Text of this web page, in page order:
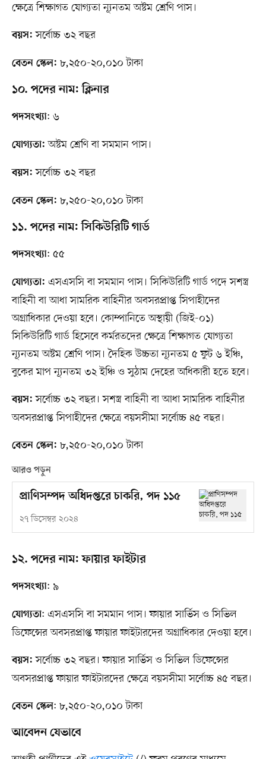
ক্ষেত্রে শিক্ষাগত যোগ্যতা ন্যূনতম অষ্টম শ্রেণি পাস।
বয়স: সর্বোচ্চ ৩২ বছর
বেতন স্কেল: ৮,২৫০-২০,০১০ টাকা
১০. পদের নাম: ক্লিনার
পদসংখ্যা: ৬
যোগ্যতা: অষ্টম শ্রেণি বা সমমান পাস।
বয়স: সর্বোচ্চ ৩২ বছর
বেতন স্কেল: ৮,২৫০-২০,০১০ টাকা
১১. পদের নাম: সিকিউরিটি গার্ড
পদসংখ্যা: ৫৫
যোগ্যতা: এসএসসি বা সমমান পাস। সিকিউরিটি গার্ড পদে সশস্ত্র
বাহিনী বা আধা সামরিক বাহিনীর অবসরপ্রাপ্ত সিপাহীদের
অগ্রাধিকার দেওয়া হবে। কোম্পানিতে অস্থায়ী (জিই-০১)
সিকিউরিটি গার্ড হিসেবে কর্মরতদের ক্ষেত্রে শিক্ষাগত যোগ্যতা
ন্যূনতম অষ্টম শ্রেণি পাস। দৈহিক উচ্চতা ন্যূনতম ৫ ফুট ৬ ইঞ্চি,
বুকের মাপ ন্যূনতম ৩২ ইঞ্চি ও সুঠাম দেহের অধিকারী হতে হবে।
বয়স: সর্বোচ্চ ৩২ বছর। সশস্ত্র বাহিনী বা আধা সামরিক বাহিনীর
অবসরপ্রাপ্ত সিপাহীদের ক্ষেত্রে বয়সসীমা সর্বোচ্চ ৪৫ বছর।
বেতন স্কেল: ৮,২৫০-২০,০১০ টাকা
আরও পড়ুন
প্রাণিসম্পদ অধিদপ্তরে চাকরি, পদ ১১৫
২৭ ডিসেম্বর ২০২৪
১২. পদের নাম: ফায়ার ফাইটার
পদসংখ্যা: ৯
যোগ্যতা: এসএসসি বা সমমান পাস। ফায়ার সার্ভিস ও সিভিল
ডিফেন্সের অবসরপ্রাপ্ত ফায়ার ফাইটারদের অগ্রাধিকার দেওয়া হবে।
বয়স: সর্বোচ্চ ৩২ বছর। ফায়ার সার্ভিস ও সিভিল ডিফেন্সের
অবসরপ্রাপ্ত ফায়ার ফাইটারদের ক্ষেত্রে বয়সসীমা সর্বোচ্চ ৪৫ বছর।
বেতন স্কেল: ৮,২৫০-২০,০১০ টাকা
আবেদন যেভাবে